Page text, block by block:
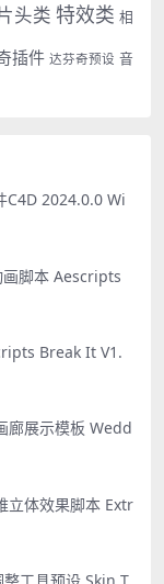
头类 特效类 相
插件 达芬奇预设 音
C4D 2024.0.0 Wi
画脚本 Aescripts
Break It V1.
廊展示模板 Wedd
立体效果脚本 Extr